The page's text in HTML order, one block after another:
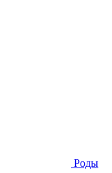
Роды